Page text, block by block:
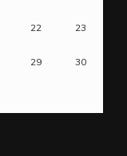
22 23
29 30